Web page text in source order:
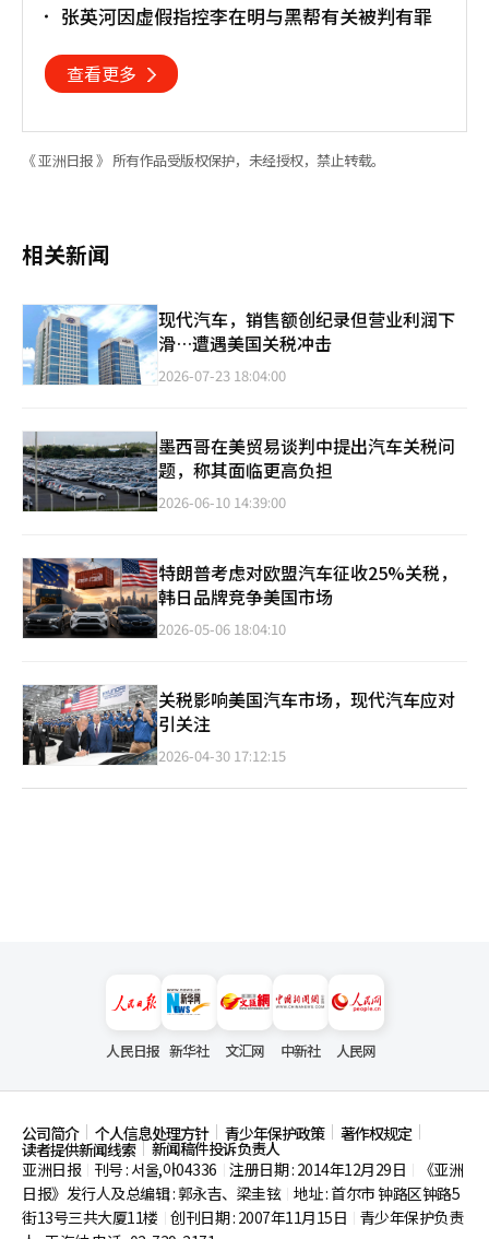
张英河因虚假指控李在明与黑帮有关被判有罪
查看更多
《 亚洲日报 》 所有作品受版权保护，未经授权，禁止转载。
相关新闻
现代汽车，销售额创纪录但营业利润下
滑…遭遇美国关税冲击
2026-07-23 18:04:00
墨西哥在美贸易谈判中提出汽车关税问
题，称其面临更高负担
2026-06-10 14:39:00
特朗普考虑对欧盟汽车征收25%关税，
韩日品牌竞争美国市场
2026-05-06 18:04:10
关税影响美国汽车市场，现代汽车应对
引关注
2026-04-30 17:12:15
人民日报 新华社 文汇网 中新社 人民网
公司简介 个人信息处理方针 青少年保护政策 著作权规定
读者提供新闻线索
新闻稿件投诉负责人
亚洲日报
刊号 : 서울,아04336 注册日期 : 2014年12月29日
《亚洲
日报》发行人及总编辑 : 郭永吉、梁圭铉 地址 : 首尔市钟路区钟路5
街13号三共大厦11楼 创刊日期 : 2007年11月15日
青少年保护负责